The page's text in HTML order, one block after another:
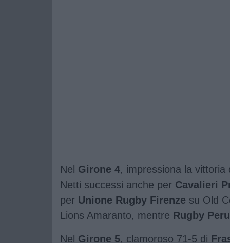
Nel Girone 4, impressiona la vittoria
Netti successi anche per Cavalieri
per Unione Rugby Firenze su Old
Lions Amaranto, mentre Rugby
Nel Girone 5, clamoroso 71-5 di